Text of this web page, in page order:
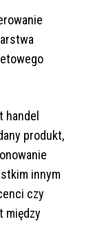
handel
produkt,
innym
czy
między